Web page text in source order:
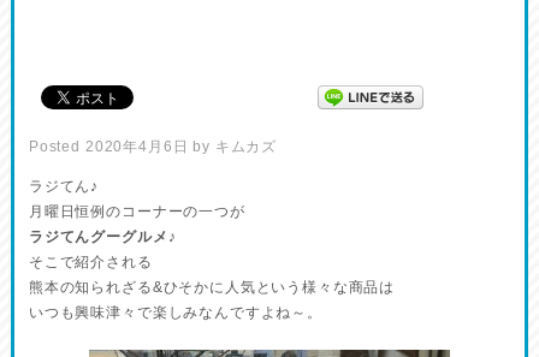
Posted 2020年4月6日 by キムカズ
ラジてん♪
月曜日恒例のコーナーの一つが
ラジてんグーグルメ♪
そこで紹介される
熊本の知られざる&ひそかに人気という様々な商品は
いつも興味津々で楽しみなんですよね～。